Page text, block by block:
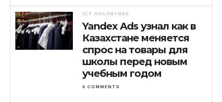
ICT АНАЛИТИКА
Yandex Ads узнал как в
Казахстане меняется
спрос на товары для
школы перед новым
учебным годом
0 COMMENTS